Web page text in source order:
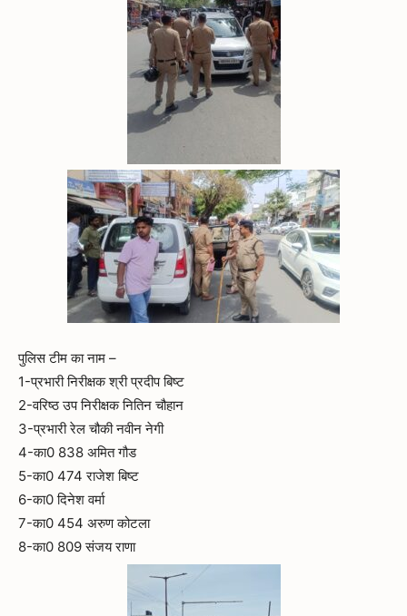
पुलिस टीम का नाम –
1-प्रभारी निरीक्षक श्री प्रदीप बिष्ट
2-वरिष्ठ उप निरीक्षक नितिन चौहान
3-प्रभारी रेल चौकी नवीन नेगी
4-का0 838 अमित गौड
5-का0 474 राजेश बिष्ट
6-का0 दिनेश वर्मा
7-का0 454 अरुण कोटला
8-का0 809 संजय राणा